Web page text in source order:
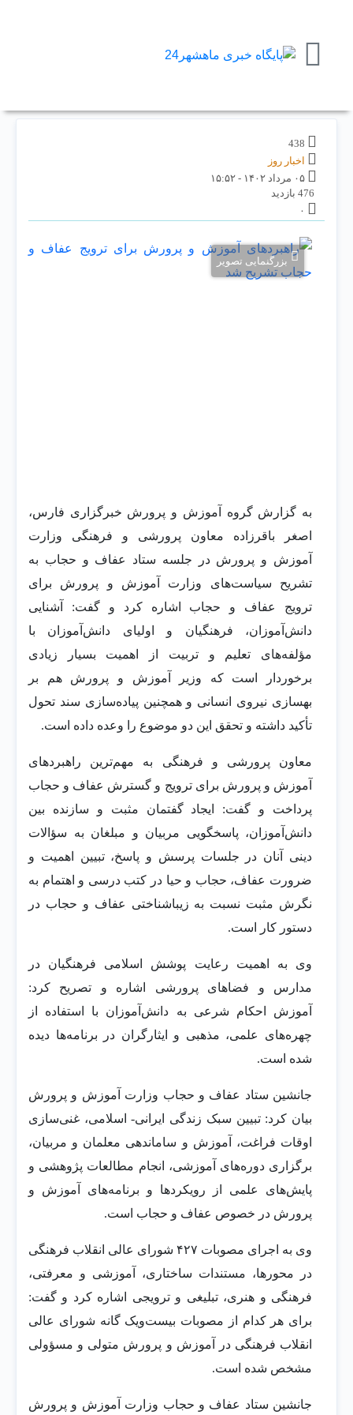
اخبار روز
476 بازدید
۰
بزرگنمایی تصویر
به گزارش گروه آموزش و پرورش خبرگزاری فارس،
اصغر باقرزاده معاون پرورشی و فرهنگی وزارت
آموزش و پرورش در جلسه ستاد عفاف و حجاب به
تشریح سیاست‌های وزارت آموزش و پرورش برای
ترویج عفاف و حجاب اشاره کرد و گفت: آشنایی
دانش‌آموزان، فرهنگیان و اولیای دانش‌آموزان با
مؤلفه‌های تعلیم و تربیت از اهمیت بسیار زیادی
برخوردار است که وزیر آموزش و پرورش هم بر
بهسازی نیروی انسانی و همچنین پیاده‌سازی سند تحول
تأکید داشته و تحقق این دو موضوع را وعده داده است.
معاون پرورشی و فرهنگی به مهم‌ترین راهبردهای
آموزش و پرورش برای ترویج و گسترش عفاف و حجاب
پرداخت و گفت: ایجاد گفتمان مثبت و سازنده بین
دانش‌آموزان، پاسخگویی مربیان و مبلغان به سؤالات
دینی آنان در جلسات پرسش و پاسخ، تبیین اهمیت و
ضرورت عفاف، حجاب و حیا در کتب درسی و اهتمام به
نگرش مثبت نسبت به زیباشناختی عفاف و حجاب در
دستور کار است.
وی به اهمیت رعایت پوشش اسلامی فرهنگیان در
مدارس و فضاهای پرورشی اشاره و تصریح کرد:
آموزش احکام شرعی به دانش‌آموزان با استفاده از
چهره‌های علمی، مذهبی و ایثارگران در برنامه‌ها دیده
شده است.
جانشین ستاد عفاف و حجاب وزارت آموزش و پرورش
بیان کرد: تبیین سبک زندگی ایرانی- اسلامی، غنی‌سازی
اوقات فراغت، آموزش و ساماندهی معلمان و مربیان،
برگزاری دوره‌های آموزشی، انجام مطالعات پژوهشی و
پایش‌های علمی از رویکردها و برنامه‌های آموزش و
پرورش در خصوص عفاف و حجاب است.
وی به اجرای مصوبات ۴۲۷ شورای عالی انقلاب فرهنگی
در محورها، مستندات ساختاری، آموزشی و معرفتی،
فرهنگی و هنری، تبلیغی و ترویجی اشاره کرد و گفت:
برای هر کدام از مصوبات بیست‌ویک گانه شورای عالی
انقلاب فرهنگی در آموزش و پرورش متولی و مسؤولی
مشخص شده است.
جانشین ستاد عفاف و حجاب وزارت آموزش و پرورش